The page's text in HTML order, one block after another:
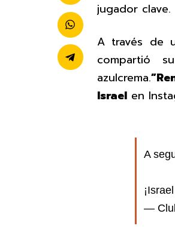
jugador clave.
A través de
compartió
azulcrema.
Israel en
A
—